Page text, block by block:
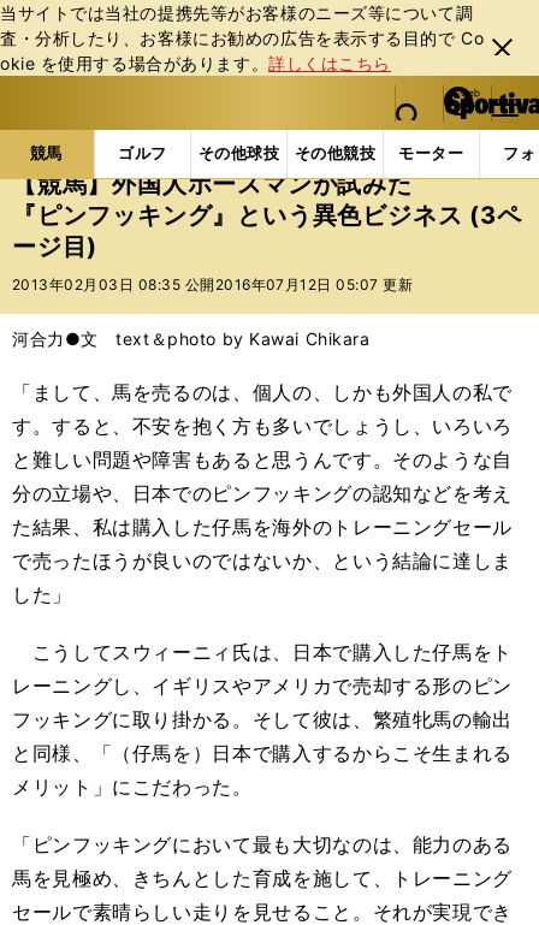
当サイトでは当社の提携先等がお客様のニーズ等について調
査・分析したり、お客様にお勧めの広告を表⽰する⽬的で Co
okie を使⽤する場合があります。詳しくはこちら
閉じ
る
web Sportiva (webスポルティーバ)
検索
マイペ
ー
ジ
メニュ
競馬 ゴルフ その他球技 その他競技 モーター フ
b
ス
ポ
ル
テ
ー
バ
競馬の記事一覧 競馬 【競馬】外国人ホースマンが
【競馬】外国人ホースマンが試みた
『ピンフッキング』という異色ビジネス (3ペ
ージ目)
2013年02月03日 08:35 公開 2016年07月12日 05:07 更新
河合力●文 text＆photo by Kawai Chikara
「まして、馬を売るのは、個人の、しかも外国人の私で
す。すると、不安を抱く方も多いでしょうし、いろいろ
と難しい問題や障害もあると思うんです。そのような自
分の立場や、日本でのピンフッキングの認知などを考え
た結果、私は購入した仔馬を海外のトレーニングセール
で売ったほうが良いのではないか、という結論に達しま
した」
こうしてスウィーニィ氏は、日本で購入した仔馬をト
レーニングし、イギリスやアメリカで売却する形のピン
フッキングに取り掛かる。そして彼は、繁殖牝馬の輸出
と同様、「（仔馬を）日本で購入するからこそ生まれる
メリット」にこだわった。
「ピンフッキングにおいて最も大切なのは、能力のある
馬を見極め、きちんとした育成を施して、トレーニング
セールで素晴らしい走りを見せること。それが実現でき